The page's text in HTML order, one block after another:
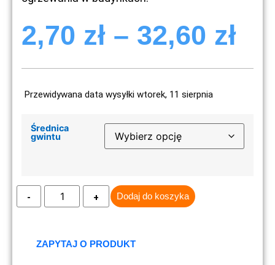
2,70 zł – 32,60 zł
Przewidywana data wysyłki wtorek, 11 sierpnia
Średnica
gwintu
Dodaj do koszyka
ZAPYTAJ O PRODUKT